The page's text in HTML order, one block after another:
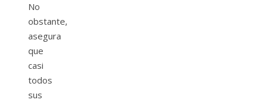
No
obstante,
asegura
que
casi
todos
sus